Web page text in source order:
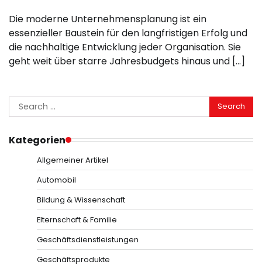
Die moderne Unternehmensplanung ist ein
essenzieller Baustein für den langfristigen Erfolg und
die nachhaltige Entwicklung jeder Organisation. Sie
geht weit über starre Jahresbudgets hinaus und […]
Search
for:
Kategorien
Allgemeiner Artikel
Automobil
Bildung & Wissenschaft
Elternschaft & Familie
Geschäftsdienstleistungen
Geschäftsprodukte